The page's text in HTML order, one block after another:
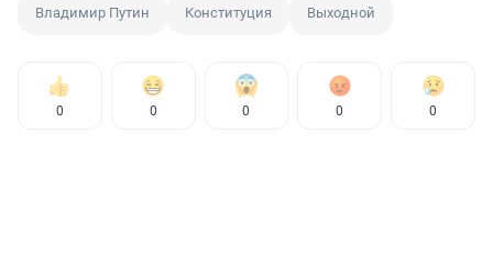
Владимир Путин Конституция Выходной
0 0 0 0 0